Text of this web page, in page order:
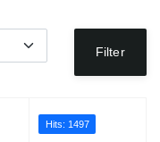
Filter
Hits: 1497